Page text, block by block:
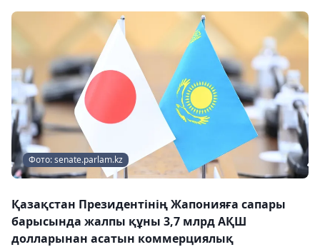
Фото: senate.parlam.kz
Қазақстан Президентінің Жапонияға сапары
барысында жалпы құны 3,7 млрд АҚШ
долларынан асатын коммерциялық